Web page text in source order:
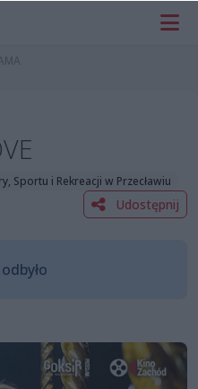
Sportu i Rekreacji w Przecławiu
Udostępnij